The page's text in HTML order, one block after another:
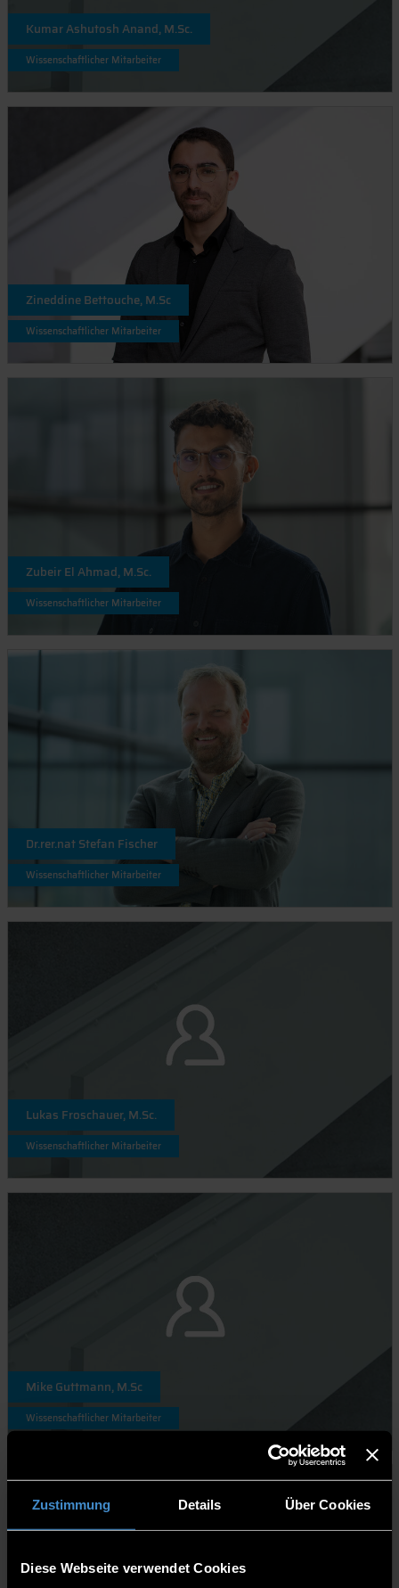
Zustimmung Details Über Cookies
Diese Webseite verwendet Cookies
Kumar Ashutosh Anand, M.Sc.
Wissenschaftlicher Mitarbeiter
Zineddine Bettouche, M.Sc
Wissenschaftlicher Mitarbeiter
Zubeir El Ahmad, M.Sc.
Wissenschaftlicher Mitarbeiter
Dr.rer.nat Stefan Fischer
Wissenschaftlicher Mitarbeiter
Lukas Froschauer, M.Sc.
Wissenschaftlicher Mitarbeiter
Mike Guttmann, M.Sc
Wissenschaftlicher Mitarbeiter